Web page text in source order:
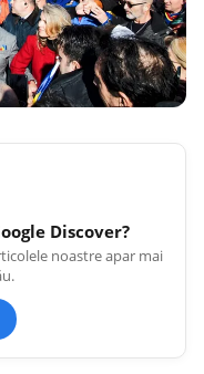
Discover?
noastre apar mai